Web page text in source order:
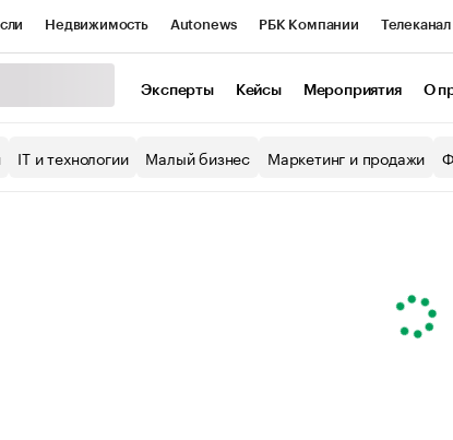
Недвижимость Autonews РБК Компании Телеканал
Экономика Бизнес
Эксперты Кейсы Мероприятия О
IT и технологии Малый бизнес Маркетинг и продажи